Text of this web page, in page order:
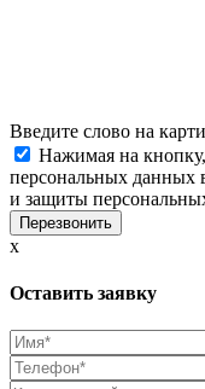
Введите слово на
Нажимая на кнопку,
персональных данных
и защиты
x
Оставить заявку